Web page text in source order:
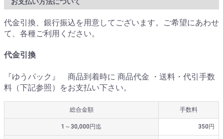
代金引換、銀行振込を用意してございます。ご希望にあわせ
て、各種ご利用ください。
代金引換
『ゆうパック』 商品到着時に 商品代金 ・送料・代引手数
料（下記参照）をお支払い下さい。
総合金額 手数料
1～30,000円迄 350円